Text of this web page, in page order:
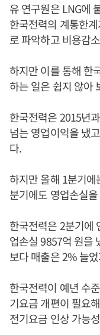
유 연구원은 LNG에
한국전력의 계통한
로 파악하고 비용감
하지만 이를 통해 한
하는 일은 쉽지 않아
한국전력은 2015년
넘는 영업이익을 냈
다.
하지만 올해 1분기
분기에도 영업손실
한국전력은 2분기에
업손실 9857억 원을
보다 매출은 2% 늘
한국전력이 예년 수
기요금 개편이 필요
전기요금 인상 가능